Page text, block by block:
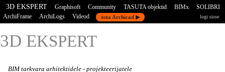
3D EKSPERT Graphisoft Community TASUTA objektid BIMx
SOLIBRI
ArchiFrame
ArchiLogs Videod osta Archicad ▶ logi sisse
3D EKSPERT
BIM tarkvara arhitektidele - projekteerijatele